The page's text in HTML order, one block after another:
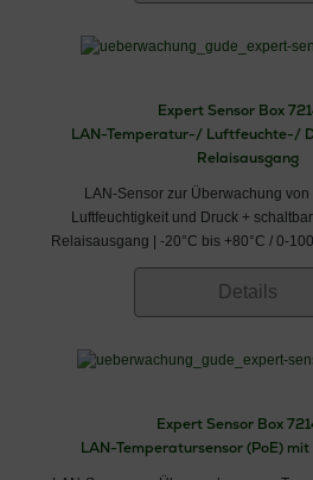
Expert Sensor Box
LAN-Temperatur-/ Luftfeuchte-/
Relaisausgang
LAN-Sensor zur Überwachung von
Luftfeuchtigkeit und Druck +
Relaisausgang | -20°C bis +80°C / 0-
1100hPa Luftdruck
Details
Expert Sensor Box
LAN-Temperatursensor (PoE)